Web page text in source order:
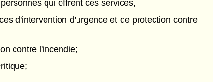
qui offrent ces services,
d'intervention d'urgence et de protection contre
contre l'incendie;